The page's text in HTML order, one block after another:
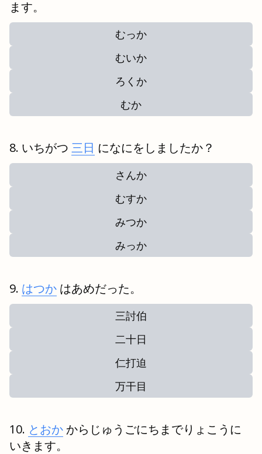
ます。
むっか
むいか
ろくか
むか
いちがつ 三日 になにをしましたか？
さんか
むすか
みつか
みっか
はつか はあめだった。
三討伯
二十日
仁打迫
万干目
とおか からじゅうごにちまでりょこうに
いきます。